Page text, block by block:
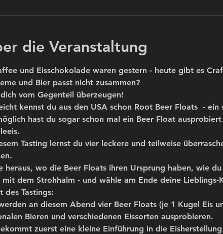
die Veranstaltung
und Eisschokolade waren gestern - heute gibt es
und Bier passt nicht zusammen?
dich vom Gegenteil überzeugen!
kennst du aus den USA schon Root Beer Floats  -
hast du sogar schon mal ein Beer Float
Tasting lernst du vier leckere und teilweise
heraus, wo die Beer Floats ihren Ursprung haben, wie
dem Strohhalm - und wähle am Ende deine Lieblings-
des Tastings:
an diesem Abend vier Beer Floats (je 1 Kugel Eis
Bieren und verschiedenen Eissorten ausprobieren.
zuerst eine kleine Einführung in die